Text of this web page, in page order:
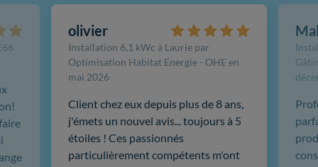
olivier
Installation 6,1 kWc à Laurie par
Optimisation Habitat Energie - OHE en
mai 2026
Client chez eux depuis plus de 8 ans,
j'émets un nouvel avis... toujours à 5
étoiles ! Ces passionnés
particulièrement compétents m'ont